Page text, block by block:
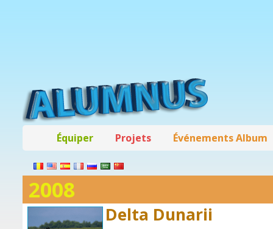
Équiper Projets Événements Album
2008
Delta Dunarii